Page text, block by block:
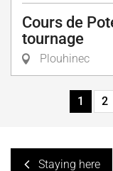
Cours de
tournage
Plouhinec
1 2
Staying here